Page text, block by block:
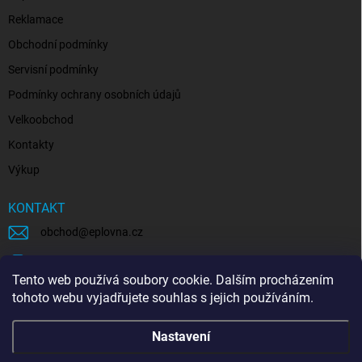
Tento web používá soubory cookie. Dalším procházením
tohoto webu vyjadřujete souhlas s jejich používáním.
Nastavení
Reklamace
Obchodní podmínky
Servisní podmínky
Podmínky ochrany osobních údajů
Velkoobchod
Kontakty
Výkup
KONTAKT
obchod @eplovna.cz
eplovna.cz